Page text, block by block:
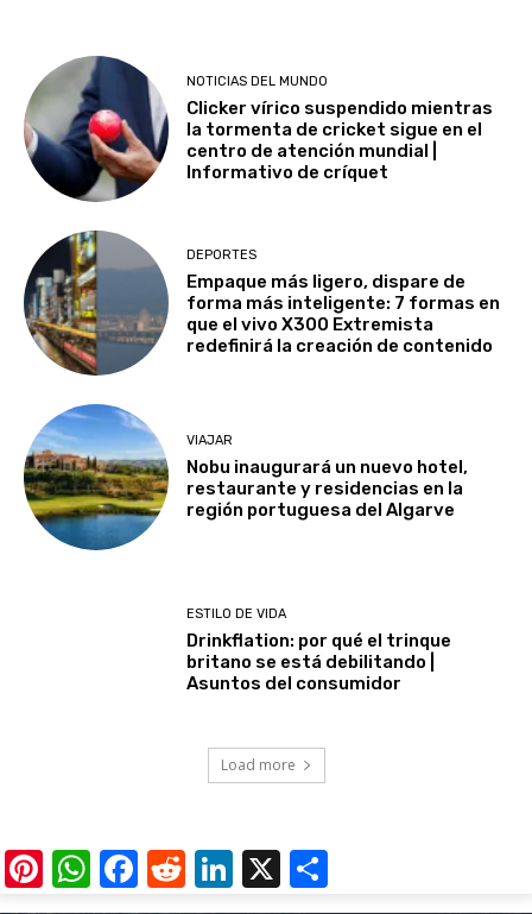
NOTICIAS DEL MUNDO
Clicker vírico suspendido mientras
la tormenta de cricket sigue en el
centro de atención mundial |
Informativo de críquet
DEPORTES
Empaque más ligero, dispare de
forma más inteligente: 7 formas en
que el vivo X300 Extremista
redefinirá la creación de contenido
VIAJAR
Nobu inaugurará un nuevo hotel,
restaurante y residencias en la
región portuguesa del Algarve
ESTILO DE VIDA
Drinkflation: por qué el trinque
britano se está debilitando |
Asuntos del consumidor
Load more
Pinterest
WhatsApp
Facebook
RedditLinkedIn
X